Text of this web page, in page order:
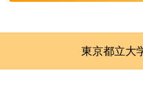
東京都立大